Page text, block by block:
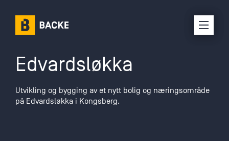
Karriere
Om oss
Edvardsløkka
Utvikling og bygging av et nytt bolig og næringsområde
på Edvardsløkka i Kongsberg.